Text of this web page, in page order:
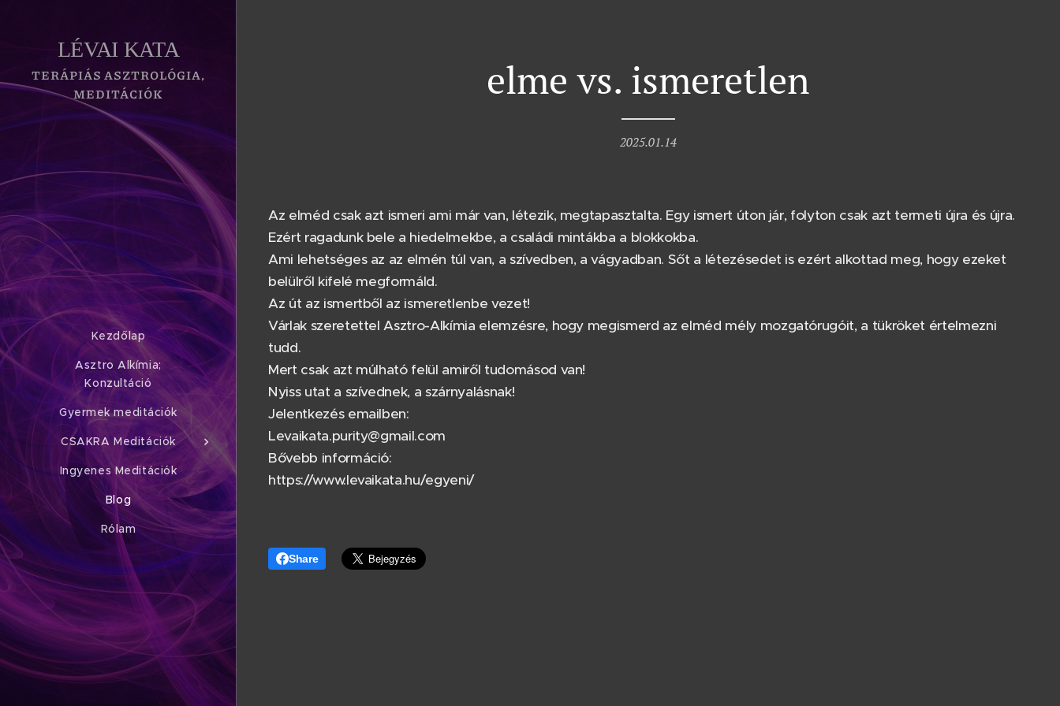
LÉVAI KATA
TERÁPIÁS ASZTROLÓGIA,
MEDITÁCIÓK
Kezdőlap
Asztro Alkímia;
Konzultáció
Gyermek meditációk
CSAKRA Meditációk
Ingyenes Meditációk
Blog
Rólam
elme vs. ismeretlen
2025.01.14
Az elméd csak azt ismeri ami már van, létezik, megtapasztalta. Egy ismert úton jár, folyton csak azt termeti újra és újra.
Ezért ragadunk bele a hiedelmekbe, a családi mintákba a blokkokba.
Ami lehetséges az az elmén túl van, a szívedben, a vágyadban. Sőt a létezésedet is ezért alkottad meg, hogy ezeket
belülről kifelé megformáld.
Az út az ismertből az ismeretlenbe vezet!
Várlak szeretettel Asztro-Alkímia elemzésre, hogy megismerd az elméd mély mozgatórugóit, a tükröket értelmezni
tudd.
Mert csak azt múlható felül amiről tudomásod van!
Nyiss utat a szívednek, a szárnyalásnak!
Jelentkezés emailben:
Levaikata.purity@gmail.com
Bővebb információ:
https://www.levaikata.hu/egyeni/
Share